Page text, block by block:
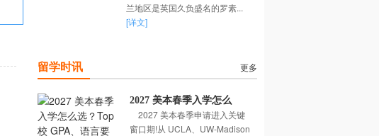
兰地区是英国久负盛名的罗素...
[详文]
留学时讯 更多
2027 美本春季入学怎么
选？Top 校 GPA、语言要
求、截止日期大盘点
2027 美本春季申请进入关键
窗口期!从 UCLA、UW-Madison